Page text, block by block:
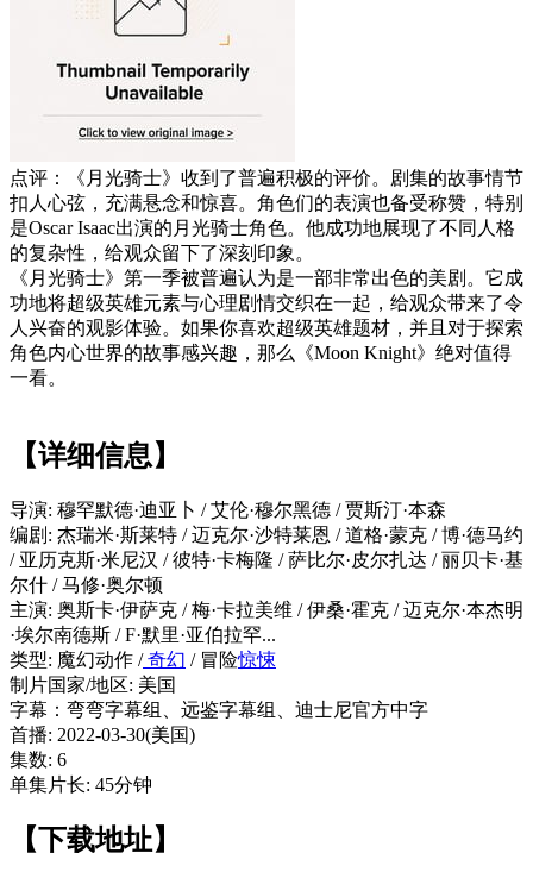
点评：《月光骑士》收到了普遍积极的评价。剧集的故事情节
扣人心弦，充满悬念和惊喜。角色们的表演也备受称赞，特别
是Oscar Isaac出演的月光骑士角色。他成功地展现了不同人格
的复杂性，给观众留下了深刻印象。
《月光骑士》第一季被普遍认为是一部非常出色的美剧。它成
功地将超级英雄元素与心理剧情交织在一起，给观众带来了令
人兴奋的观影体验。如果你喜欢超级英雄题材，并且对于探索
角色内心世界的故事感兴趣，那么《Moon Knight》绝对值得
一看。
【详细信息】
导演: 穆罕默德·迪亚卜 / 艾伦·穆尔黑德 / 贾斯汀·本森
编剧: 杰瑞米·斯莱特 / 迈克尔·沙特莱恩 / 道格·蒙克 / 博·德马约
/ 亚历克斯·米尼汉 / 彼特·卡梅隆 / 萨比尔·皮尔扎达 / 丽贝卡·基
尔什 / 马修·奥尔顿
主演: 奥斯卡·伊萨克 / 梅·卡拉美维 / 伊桑·霍克 / 迈克尔·本杰明
·埃尔南德斯 / F·默里·亚伯拉罕...
类型: 魔幻动作 /奇幻 / 冒险惊悚
制片国家/地区: 美国
字幕：弯弯字幕组、远鉴字幕组、迪士尼官方中字
首播: 2022-03-30(美国)
集数: 6
单集片长: 45分钟
【下载地址】